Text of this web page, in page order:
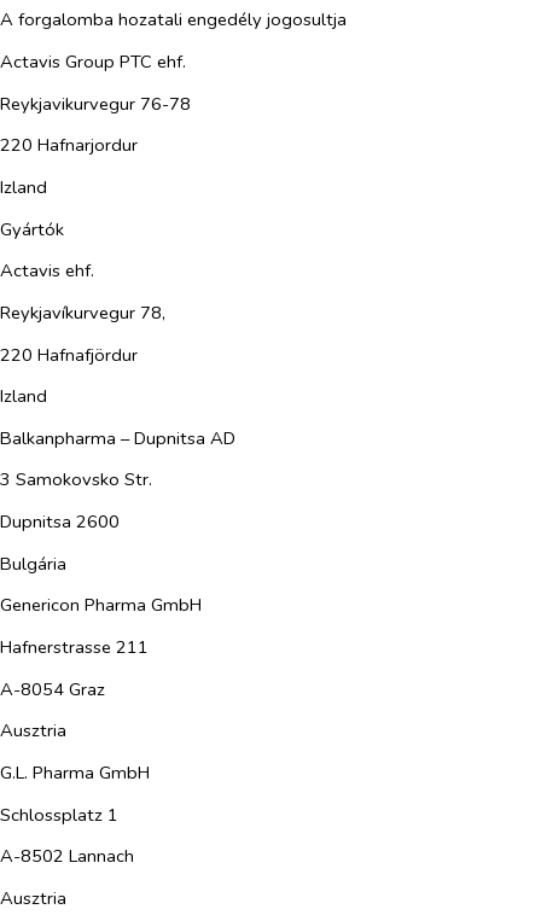
A forgalomba hozatali engedély jogosultja
Actavis Group PTC ehf.
Reykjavikurvegur 76-78
220 Hafnarjordur
Izland
Gyártók
Actavis ehf.
Reykjavíkurvegur 78,
220 Hafnafjördur
Izland
Balkanpharma – Dupnitsa AD
3 Samokovsko Str.
Dupnitsa 2600
Bulgária
Genericon Pharma GmbH
Hafnerstrasse 211
A-8054 Graz
Ausztria
G.L. Pharma GmbH
Schlossplatz 1
A-8502 Lannach
Ausztria